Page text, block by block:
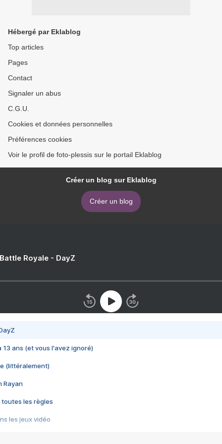
Hébergé par Eklablog
Top articles
Pages
Contact
Signaler un abus
C.G.U.
Cookies et données personnelles
Préférences cookies
Voir le profil de foto-plessis sur le portail Eklablog
Créer un blog sur Eklablog
Créer un blog
Royale - DayZ
13 ans (et vous l'avez ignoré)
(littéralement)
Rayan
toutes les règles
les jeux vidéo